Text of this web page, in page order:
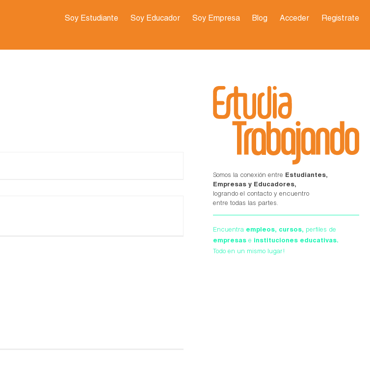
Soy Estudiante Soy Educador Soy Empresa Blog Acceder Registrate
Somos la conexión entre Estudiantes,
Empresas y Educadores,
logrando el contacto y encuentro
entre todas las partes.
Encuentra empleos, cursos, perfiles de
empresas e instituciones educativas.
Todo en un mismo lugar!